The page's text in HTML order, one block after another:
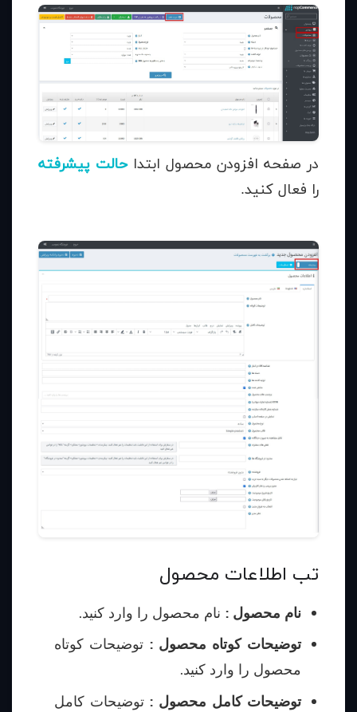
در صفحه افزودن محصول ابتداحالت پیشرفته
را فعال کنید.
تب اطلاعات محصول
نام محصول : نام محصول را وارد کنید.
توضیحات کوتاه محصول : توضیحات کوتاه
محصول را وارد کنید.
توضیحات کامل محصول : توضیحات کامل